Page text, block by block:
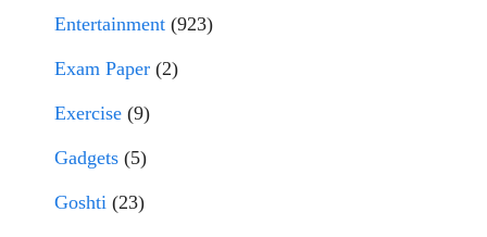
Entertainment (923)
Exam Paper (2)
Exercise (9)
Gadgets (5)
Goshti (23)